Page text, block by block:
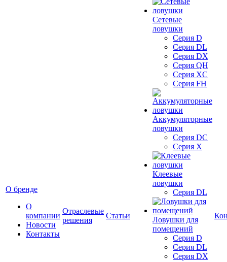
О бренде
О
компании
Новости
Контакты
Отраслевые
решения
Статьи
Сетевые
ловушки
Серия D
Серия DL
Серия DX
Серия QH
Серия XC
Серия FH
Аккумуляторные
ловушки
Серия DC
Серия X
Клеевые
ловушки
Серия DL
Ловушки для
помещений
Серия D
Серия DL
Серия DX